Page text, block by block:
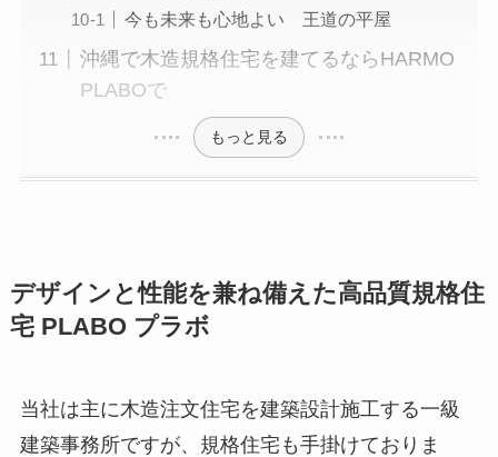
今も未来も心地よい 王道の平屋
沖縄で木造規格住宅を建てるならHARMO
PLABOで
もっと見る
デザインと性能を兼ね備えた高品質規格住
宅 PLABO プラボ
当社は主に木造注文住宅を建築設計施工する一級
建築事務所ですが、規格住宅も手掛けておりま